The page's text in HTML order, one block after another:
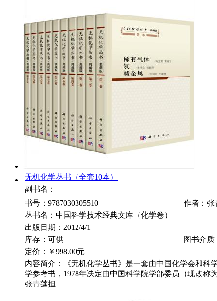
无机化学丛书（全套10本）
副书名：
书号：9787030305510
作者：张
丛书名：中国科学技术经典文库（化学卷）
出版日期：2012/4/1
库存：可供
图书介质
定价：
￥998.00元
内容简介：《无机化学丛书》是一套由中国化学会和科
学参考书，1978年决定由中国科学院学部委员（现改称
张青莲担...